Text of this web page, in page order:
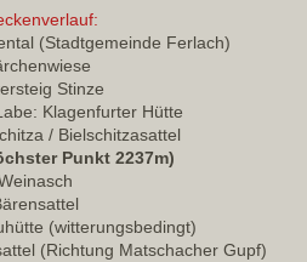
(Stadtgemeinde Ferlach)
Stinze
Klagenfurter Hütte
/ Bielschitzasattel
Punkt 2237m)
(witterungsbedingt)
(Richtung Matschacher Gupf)